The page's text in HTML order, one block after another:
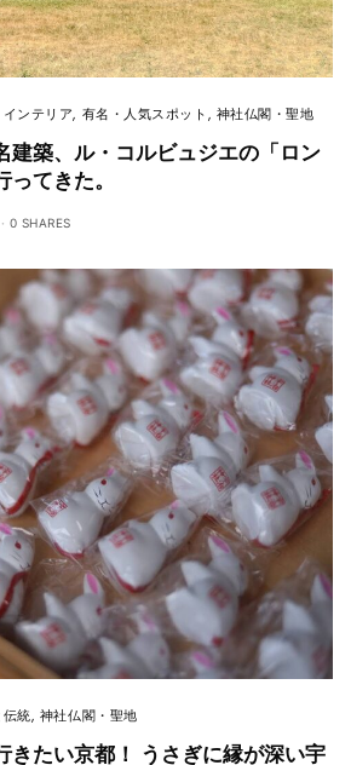
ンテリア 有名・人気スポット 神社仏閣・聖地
建築、ル・コルビュジエの「ロン
てきた。
0 SHARES
統 神社仏閣・聖地
きたい京都！ うさぎに縁が深い宇